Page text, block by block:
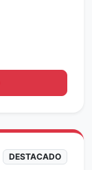
DESTACADO